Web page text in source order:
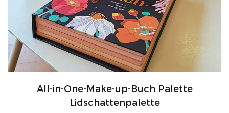
All-in-One-Make-up-Buch Palette
Lidschattenpalette